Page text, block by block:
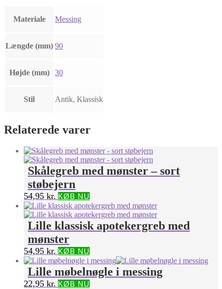
Materiale Messing
Længde (mm) 90
Højde (mm) 30
Stil Antik, Klassisk
Relaterede varer
Skålegreb med mønster – sort
støbejern
54,95 kr. KØB NU
Lille klassisk apotekergreb med
mønster
54,95 kr. KØB NU
Lille møbelnøgle i messing
22,95 kr. KØB NU